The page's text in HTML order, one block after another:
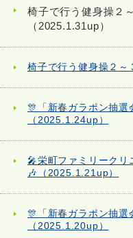
椅子で行う健身操２
（2025.1.31up）
椅子で行う健身操２
🎊「新春ガラポン抽選
（2025.1.24up）
🎤栄町ファミリークリ
🎶（2025.1.21up）
🎊「新春ガラポン抽選
（2025.1.20up）